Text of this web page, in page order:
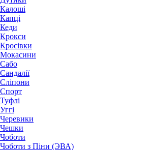
Калоші
Капці
Кеди
Крокси
Кросівки
Мокасини
Сабо
Сандалії
Сліпони
Спорт
Туфлі
Уггі
Черевики
Чешки
Чоботи
Чоботи з Піни (ЭВА)